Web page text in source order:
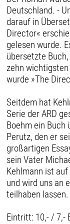
Deutschland. -
darauf in
Director«
gelesen wurde.
übersetzte
zehn
wurde »The
Seitdem hat
Serie der ARD
Boehm ein Buch
Perutz, den er
großartigen
sein Vater
Kehlmann ist
und wird uns an
teilhaben lassen.
Eintritt: 10,- / 7,-